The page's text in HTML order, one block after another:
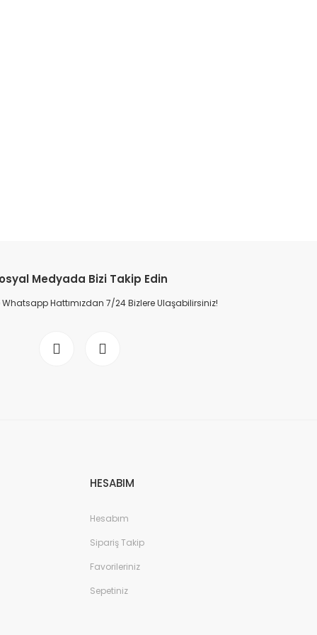
Medyada Bizi Takip Edin
Hattımızdan 7/24 Bizlere Ulaşabilirsiniz!
HESABIM
Hesabım
Sipariş Takip
Favorileriniz
Sepetiniz